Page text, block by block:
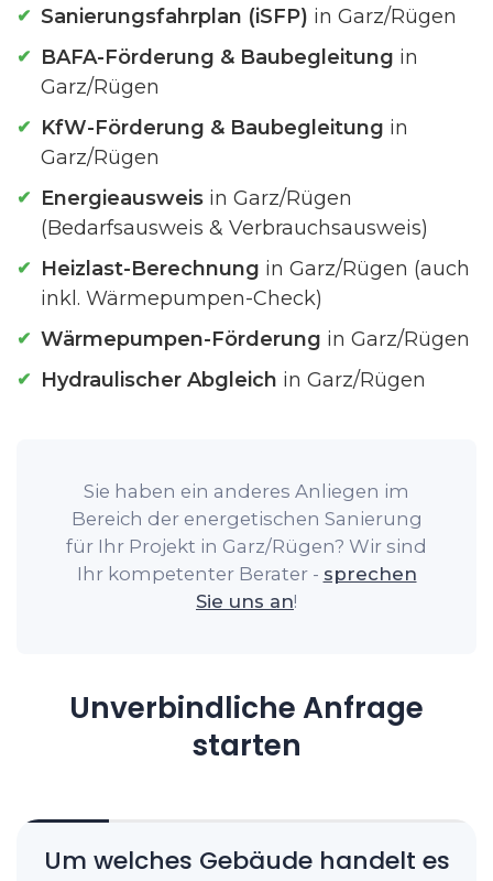
Sanierungsfahrplan (iSFP) in Garz/Rügen
BAFA-Förderung & Baubegleitung in
Garz/Rügen
KfW-Förderung & Baubegleitung in
Garz/Rügen
Energieausweis in Garz/Rügen
(Bedarfsausweis & Verbrauchsausweis)
Heizlast-Berechnung in Garz/Rügen (auch
inkl. Wärmepumpen-Check)
Wärmepumpen-Förderung in Garz/Rügen
Hydraulischer Abgleich in Garz/Rügen
Sie haben ein anderes Anliegen im
Bereich der energetischen Sanierung
für Ihr Projekt in Garz/Rügen? Wir sind
Ihr kompetenter Berater - sprechen
Sie uns an!
Unverbindliche Anfrage
starten